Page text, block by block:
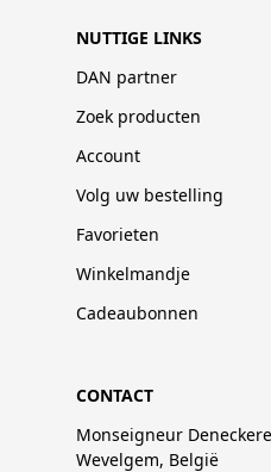
NUTTIGE LINKS
DAN partner
Zoek producten
Account
Volg uw bestelling
Favorieten
Winkelmandje
Cadeaubonnen
CONTACT
Monseigneur
Wevelgem, België